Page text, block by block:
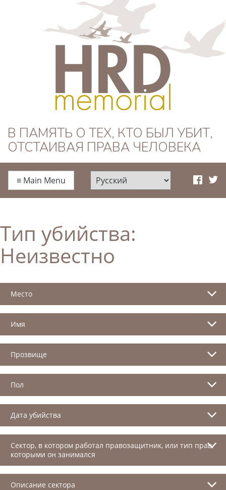
HRD Memorial —
Русский
В ПАМЯТЬ О ТЕХ, КТО БЫЛ УБИТ,
ОТСТАИВАЯ ПРАВА ЧЕЛОВЕКА
≡ Main Menu
Тип убийства:
Неизвестно
Место
Имя
Прозвище
Пол
Дата убийства
Сектор, в котором работал правозащитник, или тип прав,
которыми он занимался
Описание сектора